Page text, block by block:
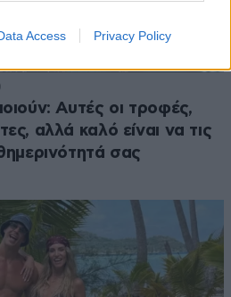
Access Privacy Policy
Αυτές οι τροφές,
αλλά καλό είναι να τις
σας